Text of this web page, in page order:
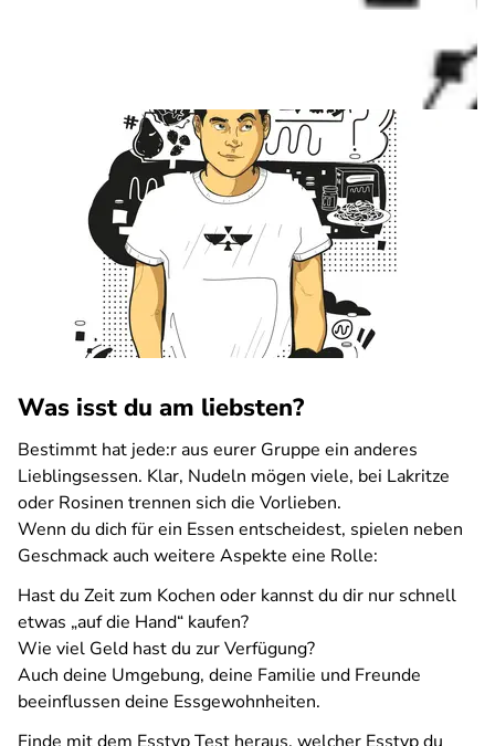
Was isst du am liebsten?
Bestimmt hat jede:r aus eurer Gruppe ein anderes
Lieblingsessen. Klar, Nudeln mögen viele, bei Lakritze
oder Rosinen trennen sich die Vorlieben.
Wenn du dich für ein Essen entscheidest, spielen neben
Geschmack auch weitere Aspekte eine Rolle:
Hast du Zeit zum Kochen oder kannst du dir nur schnell
etwas „auf die Hand“ kaufen?
Wie viel Geld hast du zur Verfügung?
Auch deine Umgebung, deine Familie und Freunde
beeinflussen deine Essgewohnheiten.